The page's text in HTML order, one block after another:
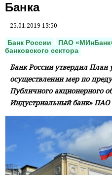
Банка
25.01.2019 13:50
Банк России ПАО
банковского сектора
Банк России утвердил План
осуществлении мер по
Публичного акционерного
Индустриальный банк»